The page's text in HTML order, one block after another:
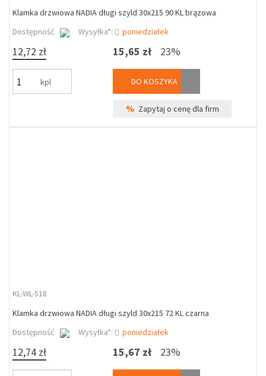
Klamka drzwiowa NADIA długi szyld 30x215 90 KL brązowa
Dostępność
Wysyłka*: poniedziałek
12,72 zł
kpl
15,65 zł 23%
DO KOSZYKA
% Zapytaj o cenę dla firm
KL-WL-518
Klamka drzwiowa NADIA długi szyld 30x215 72 KL czarna
Dostępność
Wysyłka*: poniedziałek
12,74 zł 15,67 zł 23%